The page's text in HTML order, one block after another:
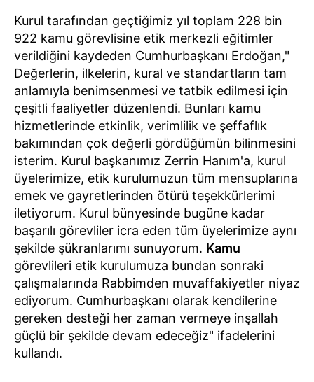
Kurul tarafından geçtiğimiz yıl toplam 228 bin
922 kamu görevlisine etik merkezli eğitimler
verildiğini kaydeden Cumhurbaşkanı Erdoğan,"
Değerlerin, ilkelerin, kural ve standartların tam
anlamıyla benimsenmesi ve tatbik edilmesi için
çeşitli faaliyetler düzenlendi. Bunları kamu
hizmetlerinde etkinlik, verimlilik ve şeffaflık
bakımından çok değerli gördüğümün bilinmesini
isterim. Kurul başkanımız Zerrin Hanım'a, kurul
üyelerimize, etik kurulumuzun tüm mensuplarına
emek ve gayretlerinden ötürü teşekkürlerimi
iletiyorum. Kurul bünyesinde bugüne kadar
başarılı görevliler icra eden tüm üyelerimize aynı
şekilde şükranlarımı sunuyorum. Kamu
görevlileri etik kurulumuza bundan sonraki
çalışmalarında Rabbimden muvaffakiyetler niyaz
ediyorum. Cumhurbaşkanı olarak kendilerine
gereken desteği her zaman vermeye inşallah
güçlü bir şekilde devam edeceğiz" ifadelerini
kullandı.